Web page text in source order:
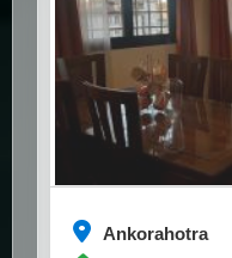
Ankorahotra